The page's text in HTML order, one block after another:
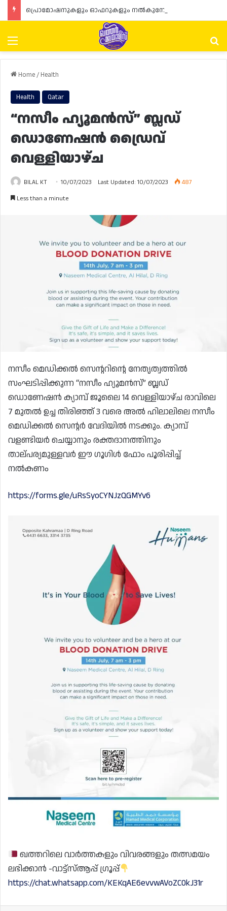
Menu
Home/ Health
Health Qatar
“നസീം ഹ്യൂമൻസ്” ബ്ലഡ്
ഡൊണേഷൻ ഡ്രൈവ്
വെള്ളിയാഴ്ച
BILAL KT 10/07/2023 Last Updated: 10/07/2023
487
Less than a minute
നസീം മെഡിക്കൽ സെന്ററിന്റെ നേതൃത്വത്തിൽ
സംഘടിപ്പിക്കുന്ന “നസീം ഹ്യൂമൻസ്” ബ്ലഡ്
ഡൊണേഷൻ ക്യാമ്പ് ജൂലൈ 14 വെള്ളിയാഴ്ച രാവിലെ
7 മുതൽ ഉച്ച തിരിഞ്ഞ് 3 വരെ അൽ ഹിലാലിലെ നസീം
മെഡിക്കൽ സെന്റർ വേദിയിൽ നടക്കും. ക്യാമ്പ്
വളണ്ടിയർ ചെയ്യാനും രക്തദാനത്തിനും
താല്പര്യമുള്ളവർ ഈ ഗൂഗിൾ ഫോം പൂരിപ്പിച്ച്
നൽകണം
https://forms.gle/uRsSyoCYNJzQGMYv6
ഖത്തറിലെ വാർത്തകളും വിവരങ്ങളും തത്സമയം
ലഭിക്കാൻ -വാട്ട്സ്ആപ്പ് ഗ്രൂപ്പ്
https://chat.whatsapp.com/KEKqAE6evvwAVoZC0kJ31r